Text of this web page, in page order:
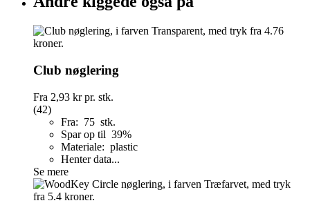
Club nøglering
Fra 2,93 krpr. stk.
(42)
Fra: 75 stk.
Spar op til 39%
Materiale: plastic
Henter data...
Se mere